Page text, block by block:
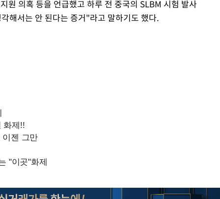
원 의혹 등을 언급했고 하루 전 중국의 SLBM 시험 발사
해서는 안 된다는 증거"라고 말하기도 했다.